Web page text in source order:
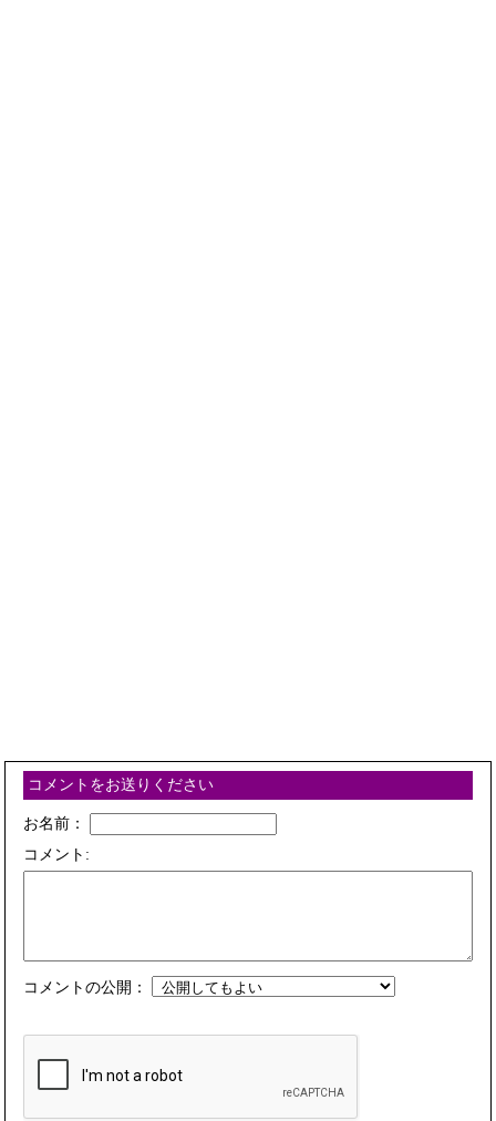
コメントをお送りください
お名前：
コメント:
コメントの公開：